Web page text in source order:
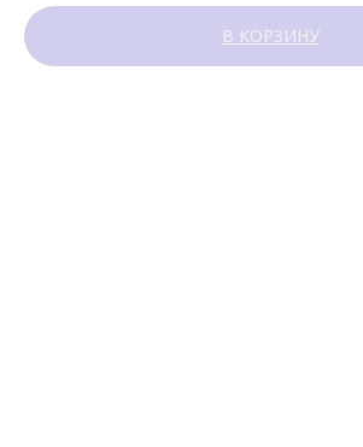
В КОРЗИНУ